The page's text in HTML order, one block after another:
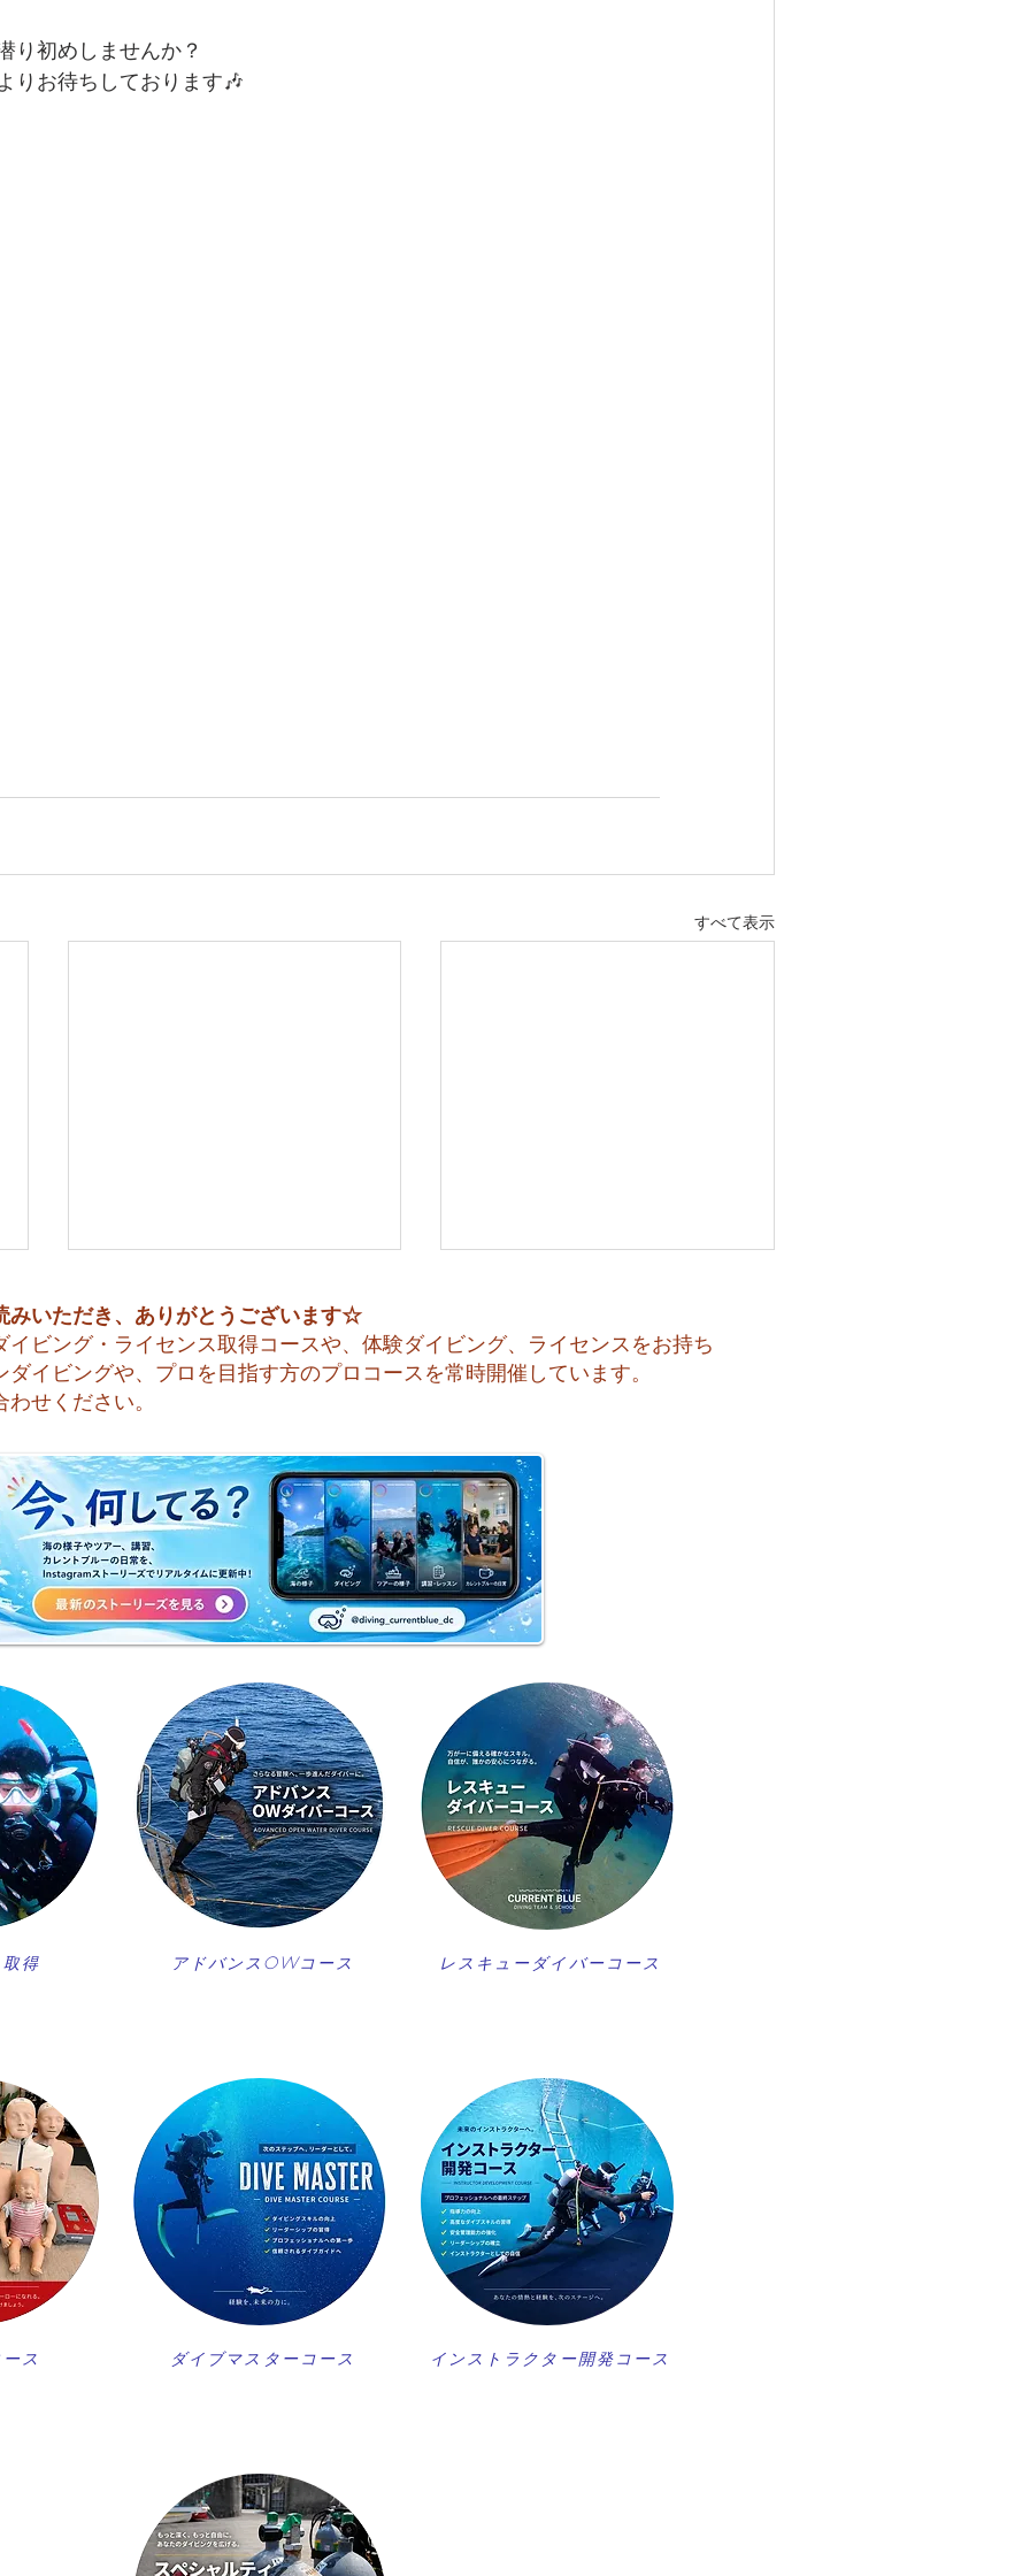
り初めしませんか？
りお待ちしております🎶
すべて表示
今日も暑い一日になりそうで
すね☀️
☀️ 月曜日スタート！今週のお
天気はどうなるかな？
みいただき、ありがとうございます☆
ビング・ライセンス取得コースや、体験ダイビング、ライセンスをお持ち
イビングや、プロを目指す方のプロコースを常時開催しています。
せください。
得
ス
アドバンスOWコース
ダイブマスターコース
レスキューダイバーコース
インストラクター開発コース